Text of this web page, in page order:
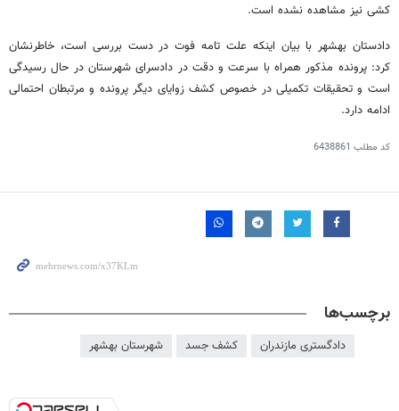
کشی نیز مشاهده نشده است.
دادستان بهشهر با بیان اینکه علت تامه فوت در دست بررسی است، خاطرنشان
کرد: پرونده مذکور همراه با سرعت و دقت در دادسرای شهرستان در حال رسیدگی
است و تحقیقات تکمیلی در خصوص کشف زوایای دیگر پرونده و مرتبطان احتمالی
ادامه دارد.
کد مطلب 6438861
برچسب‌ها
دادگستری مازندران کشف جسد شهرستان بهشهر